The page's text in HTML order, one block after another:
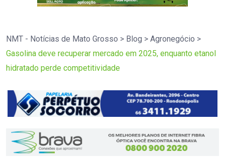
NMT - Notícias de Mato Grosso > Blog > Agronegócio >
Gasolina deve recuperar mercado em 2025, enquanto etanol
hidratado perde competitividade